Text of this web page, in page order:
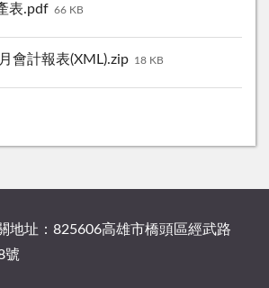
表.pdf 66 KB
會計報表(XML).zip 18 KB
地址：825606高雄市橋頭區經武路
號